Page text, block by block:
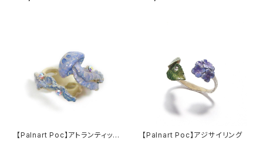
【Palnart Poc】アトランティック
【Palnart Poc】アジサイリング